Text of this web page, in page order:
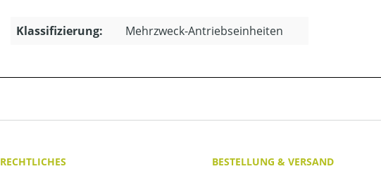
Klassifizierung: Mehrzweck-Antriebseinheiten
RECHTLICHES
BESTELLUNG & VERSAND